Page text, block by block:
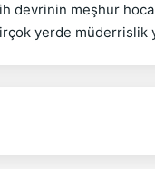
devrinin meşhur